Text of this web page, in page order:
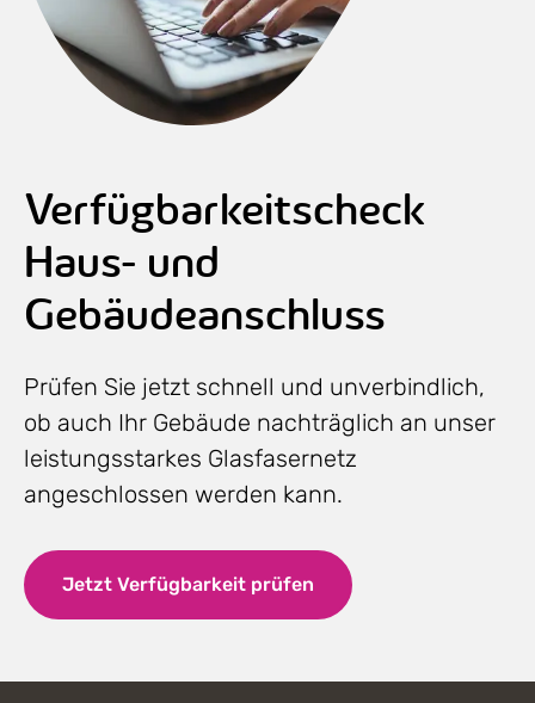
Verfügbarkeitscheck
Haus- und
Gebäudeanschluss
Prüfen Sie jetzt schnell und unverbindlich,
ob auch Ihr Gebäude nachträglich an unser
leistungsstarkes Glasfasernetz
angeschlossen werden kann.
Jetzt Verfügbarkeit prüfen